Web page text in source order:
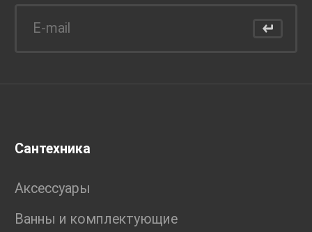
Сантехника
Аксессуары
Ванны и комплектующие